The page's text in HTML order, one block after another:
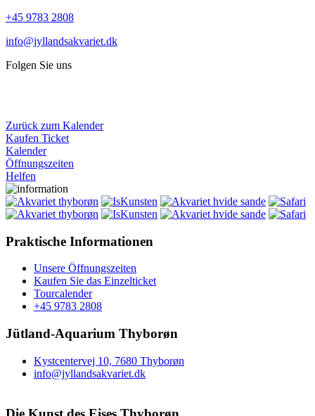
+45 9783 2808
info@jyllandsakvariet.dk
Folgen Sie uns
Zurück zum Kalender
Kaufen Ticket
Kalender
Öffnungszeiten
Helfen
Praktische Informationen
Unsere Öffnungszeiten
Kaufen Sie das Einzelticket
Tourcalender
+45 9783 2808
Jütland-Aquarium Thyborøn
Kystcentervej 10, 7680 Thyborøn
info@jyllandsakvariet.dk